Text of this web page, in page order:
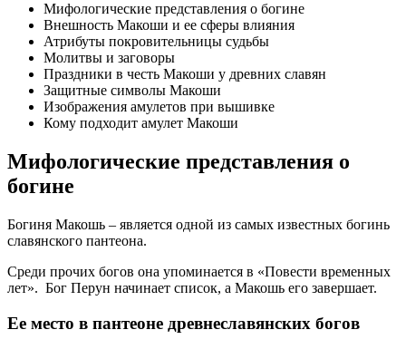
Мифологические представления о богине
Внешность Макоши и ее сферы влияния
Атрибуты покровительницы судьбы
Молитвы и заговоры
Праздники в честь Макоши у древних славян
Защитные символы Макоши
Изображения амулетов при вышивке
Кому подходит амулет Макоши
Мифологические представления о
богине
Богиня Макошь – является одной из самых известных богинь
славянского пантеона.
Среди прочих богов она упоминается в «Повести временных
лет». Бог Перун начинает список, а Макошь его завершает.
Ее место в пантеоне древнеславянских богов